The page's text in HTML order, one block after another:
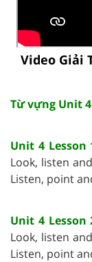
Video Giải
Từ vựng Unit
Unit 4 Lesson
Look, listen
Listen, point
Unit 4 Lesson
Look, listen
Listen, point